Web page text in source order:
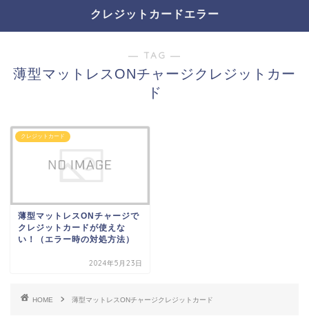
クレジットカードエラー
― TAG ―
薄型マットレスONチャージクレジットカー
ド
クレジットカード
薄型マットレスONチャージで
クレジットカードが使えな
い！（エラー時の対処方法）
2024年5月23日
HOME 薄型マットレスONチャージクレジットカード